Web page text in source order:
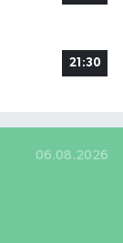
21:30
06.08.2026